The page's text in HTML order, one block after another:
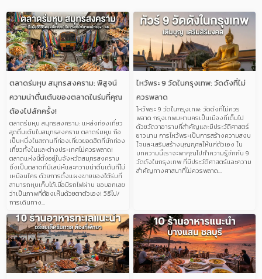
ตลาดร่มหุบ สมุทรสงคราม: พิสูจน์
ความน่าตื่นเต้นของตลาดในร่มที่คุณ
ต้องไปสักครั้ง!
ตลาดร่มหุบ สมุทรสงคราม: แหล่งท่องเที่ยว
สุดตื่นเต้นในสมุทรสงคราม ตลาดร่มหุบ ถือ
เป็นหนึ่งในสถานที่ท่องเที่ยวยอดฮิตที่นักท่อง
เที่ยวทั้งในและต่างประเทศไม่ควรพลาด!
ตลาดแห่งนี้ตั้งอยู่ในจังหวัดสมุทรสงคราม
ซึ่งเป็นตลาดที่มีเสน่ห์และความน่าตื่นเต้นที่ไม่
เหมือนใคร ด้วยการตั้งแผงขายของใต้ร่มที่
สามารถหุบเก็บได้เมื่อมีรถไฟผ่าน ขอบอกเลย
ว่าเป็นภาพที่ต้องเห็นด้วยตาตัวเอง! วิธีไป/
การเดินทาง…
ไหว้พระ 9 วัดในกรุงเทพ: วัดดังที่ไม่
ควรพลาด
ไหว้พระ 9 วัดในกรุงเทพ: วัดดังที่ไม่ควร
พลาด กรุงเทพมหานครเป็นเมืองที่เต็มไป
ด้วยวัดวาอารามที่สำคัญและมีประวัติศาสตร์
ยาวนาน การไหว้พระเป็นการสร้างความสงบ
ใจและเสริมสร้างบุญกุศลให้แก่ตัวเอง ใน
บทความนี้เราจะพาคุณไปทำความรู้จักกับ 9
วัดดังในกรุงเทพ ที่มีประวัติศาสตร์และความ
สำคัญทางศาสนาที่ไม่ควรพลาด…
P
A
G
E
P
A
G
E
P
A
G
E
P
A
G
E
P
A
G
E